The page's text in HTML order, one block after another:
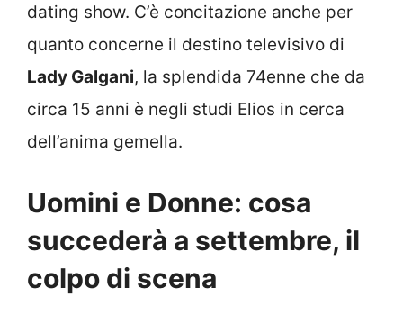
dating show. C’è concitazione anche per
quanto concerne il destino televisivo di
Lady Galgani, la splendida 74enne che da
circa 15 anni è negli studi Elios in cerca
dell’anima gemella.
Uomini e Donne: cosa
succederà a settembre, il
colpo di scena